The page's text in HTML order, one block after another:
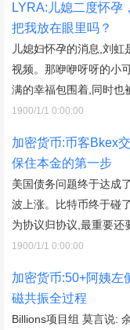
LYRA:儿媳二度怀孕
把我放在眼里吗？
儿媳妇怀孕的消息,刘
视频。那咿咿呀呀的小
满的幸福包围着,同时也
1900/1/1 0:00:00
加密货币:币客Bkex
保住本金的第一步
美国债务问题终于达成
波上涨。比特币终于碰
为协议归协议,最重要还
1900/1/1 0:00:00
加密货币:50+阿姨左
磁共振全过程
Billions项目组 莫言说: